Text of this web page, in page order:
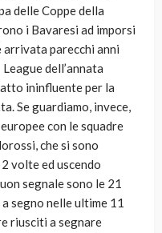
delle Coppe della
i Bavaresi ad imporsi
parecchi anni
dell’annata
ininfluente per la
Se guardiamo, invece,
con le squadre
che si sono
volte ed uscendo
segnale sono le 21
segno nelle ultime 11
riusciti a segnare